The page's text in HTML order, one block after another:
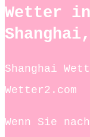
Wetter
Shanghai
Wetter2.com
Wenn Sie